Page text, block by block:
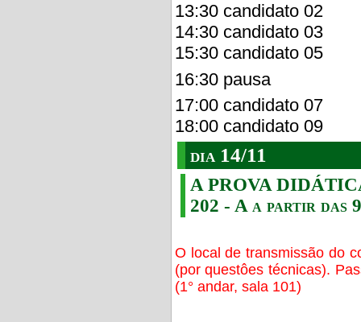
13:30 candidato 02
14:30 candidato 03
15:30 candidato 05
16:30 pausa
17:00 candidato 07
18:00 candidato 09
dia 14/11
A PROVA
202 - A a partir das
O local de transmissão do
(por questôes técnicas).
(1° andar, sala 101)